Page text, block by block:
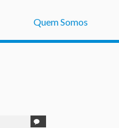
Quem Somos